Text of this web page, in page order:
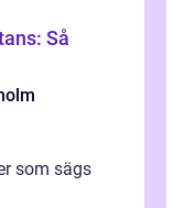
Så
som sägs